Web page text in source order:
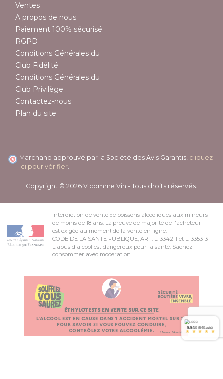
Ventes
A propos de nous
Paiement 100% sécurisé
RGPD
Conditions Générales du
Club Fidélité
Conditions Générales du
Club Privilège
Contactez-nous
Plan du site
Marchand approuvé par la Société des Avis Garantis, cliquez
ici pour vérifier
Copyright © 2026 V comme Vin - Tous droits réservés.
Interdiction de vente de boissons alcooliques aux mineurs
de moins de 18 ans. La preuve de majorité de l'acheteur
est exigée au moment de la vente en ligne.
CODE DE LA SANTE PUBLIQUE, ART. L. 3342-1 et L. 3353-3
L'abus d'alcool est dangereux pour la santé. Sachez
consommer avec modération.
9.9/10 (540 avis)
* * * * *